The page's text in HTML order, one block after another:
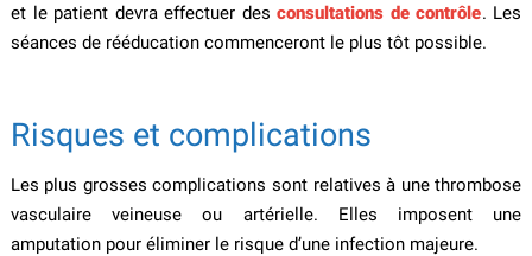
et le patient devra effectuer desconsultations de contrôle. Les
séances de rééducation commenceront le plus tôt possible.
Risques et complications
Les plus grosses complications sont relatives à une thrombose
vasculaire veineuse ou artérielle. Elles imposent une
amputation pour éliminer le risque d’une infection majeure.